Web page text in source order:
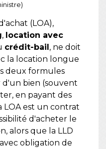
(LOA),
, location avec
crédit-bail , ne doit
la location longue
deux formules
bien (souvent
en payant des
LOA est un contrat
d'acheter le
alors que la LLD
obligation de